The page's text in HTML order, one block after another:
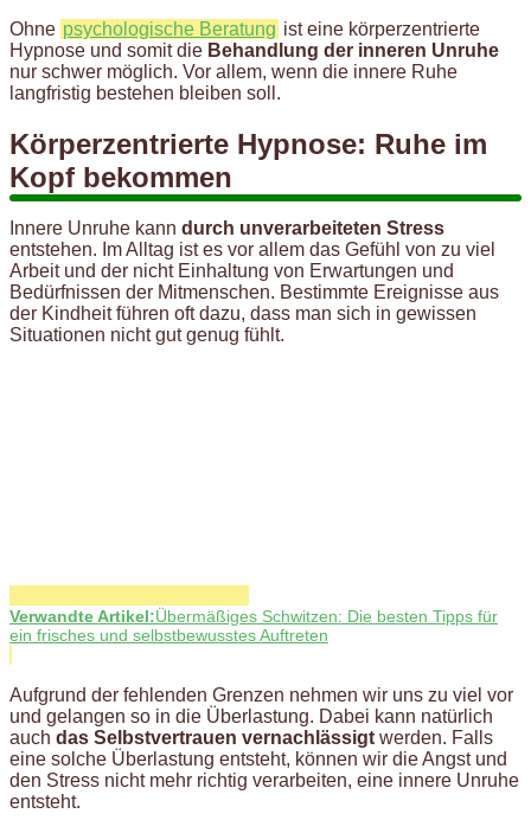
Ohne psychologische Beratung ist eine körperzentrierte
Hypnose und somit die Behandlung der inneren Unruhe
nur schwer möglich. Vor allem, wenn die innere Ruhe
langfristig bestehen bleiben soll.
Körperzentrierte Hypnose: Ruhe im
Kopf bekommen
Innere Unruhe kann durch unverarbeiteten Stress
entstehen. Im Alltag ist es vor allem das Gefühl von zu viel
Arbeit und der nicht Einhaltung von Erwartungen und
Bedürfnissen der Mitmenschen. Bestimmte Ereignisse aus
der Kindheit führen oft dazu, dass man sich in gewissen
Situationen nicht gut genug fühlt.
Verwandte Artikel:Übermäßiges Schwitzen: Die besten Tipps für
ein frisches und selbstbewusstes Auftreten
Aufgrund der fehlenden Grenzen nehmen wir uns zu viel vor
und gelangen so in die Überlastung. Dabei kann natürlich
auch das Selbstvertrauen vernachlässigt werden. Falls
eine solche Überlastung entsteht, können wir die Angst und
den Stress nicht mehr richtig verarbeiten, eine innere Unruhe
entsteht.